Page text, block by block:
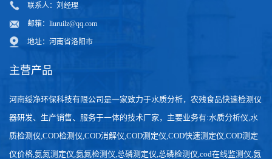
联系人：刘经理
邮箱： liuruilz@qq.com
地址：河南省洛阳市
主营产品
河南绥净环保科技有限公司是一家致力于水质分析，农残食品快速检测仪
器研发、生产销售、服务于一体的技术厂家，主要业务有:水质分析仪,水
质检测仪,COD检测仪,COD消解仪,COD测定仪,COD快速测定仪,COD测定
仪价格,氨氮测定仪,氨氮检测仪,总磷测定仪,总磷检测仪,cod在线监测仪,氨